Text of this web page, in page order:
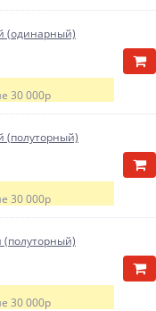
(одинарный)
30 000р
(полуторный)
30 000р
30 000р